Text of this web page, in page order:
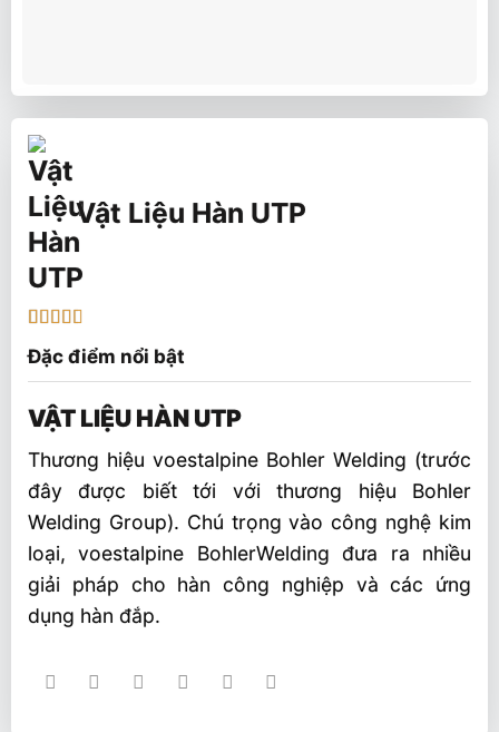
Vật Liệu Hàn UTP
trên 5
dựa
đánh
giá
Đặc điểm nổi bật
VẬT LIỆU HÀN UTP
Thương hiệu voestalpine Bohler Welding (trước
đây được biết tới với thương hiệu Bohler
Welding Group). Chú trọng vào công nghệ kim
loại, voestalpine BohlerWelding đưa ra nhiều
giải pháp cho hàn công nghiệp và các ứng
dụng hàn đắp.